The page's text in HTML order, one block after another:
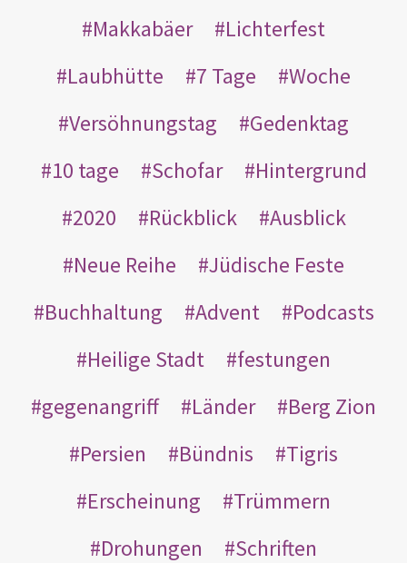
Makkabäer
Lichterfest
Laubhütte
7 Tage
Woche
Versöhnungstag
Gedenktag
10 tage
Schofar
Hintergrund
2020
Rückblick
Ausblick
Neue Reihe
Jüdische Feste
Buchhaltung
Advent
Podcasts
Heilige Stadt
festungen
gegenangriff
Länder
Berg Zion
Persien
Bündnis
Tigris
Erscheinung
Trümmern
Drohungen
Schriften